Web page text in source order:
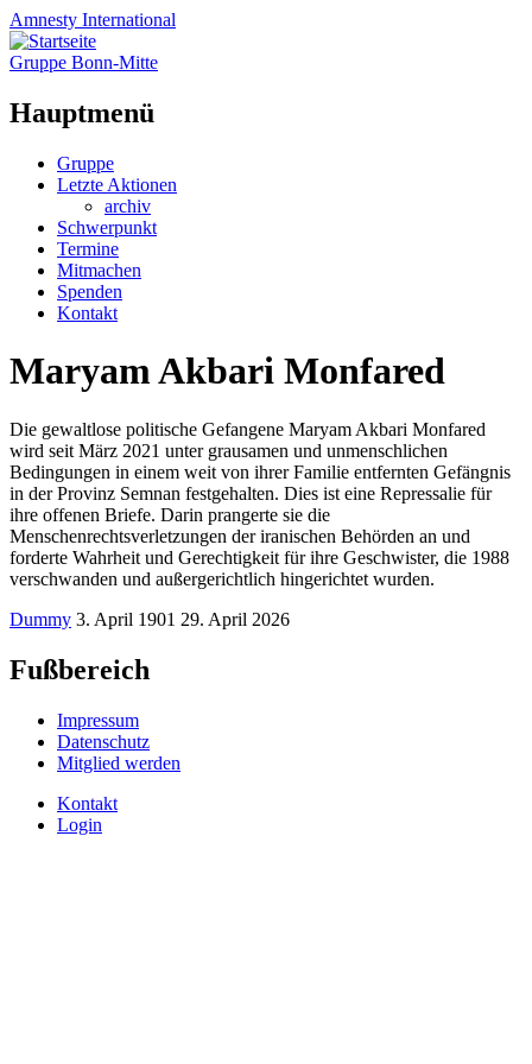
Amnesty International
Gruppe Bonn-Mitte
Hauptmenü
Zum
Inhalt
Gruppe
Letzte Aktionen
archiv
Schwerpunkt
Termine
Mitmachen
Spenden
Kontakt
Maryam Akbari Monfared
Die gewaltlose politische Gefangene Maryam Akbari Monfared
wird seit März 2021 unter grausamen und unmenschlichen
Bedingungen in einem weit von ihrer Familie entfernten Gefängnis
in der Provinz Semnan festgehalten. Dies ist eine Repressalie für
ihre offenen Briefe. Darin prangerte sie die
Menschenrechtsverletzungen der iranischen Behörden an und
forderte Wahrheit und Gerechtigkeit für ihre Geschwister, die 1988
verschwanden und außergerichtlich hingerichtet wurden.
Dummy 3. April 1901 29. April 2026
Fußbereich
Impressum
Datenschutz
Mitglied werden
Kontakt
Login